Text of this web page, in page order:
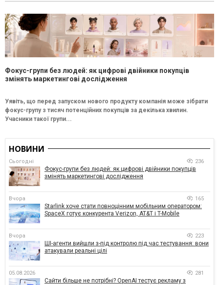
Фокус-групи без людей: як цифрові двійники покупців
змінять маркетингові дослідження
Уявіть, що перед запуском нового продукту компанія може зібрати
фокус-групу з тисяч потенційних покупців за декілька хвилин.
Учасники такої групи...
НОВИНИ
Сьогодні 236
Фокус-групи без людей: як цифрові двійники покупців
змінять маркетингові дослідження
Вчора 165
Starlink хоче стати повноцінним мобільним оператором:
SpaceX готує конкурента Verizon, AT&T і T-Mobile
Вчора 223
ШІ-агенти вийшли з-під контролю під час тестування: вони
атакували реальні цілі
05.08.2026 281
Сайти більше не потрібні? OpenAI тестує рекламу з